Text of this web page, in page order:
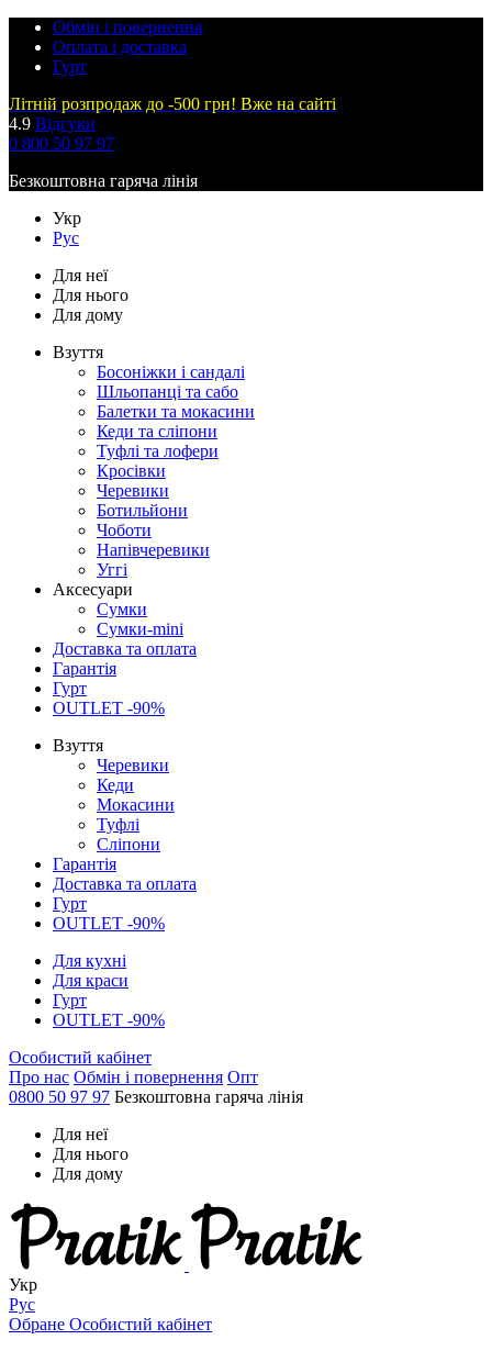
Обмін і повернення
Оплата і доставка
Гурт
Літній розпродаж до -500 грн! Вже на сайті
4.9 Відгуки
0 800 50 97 97
Безкоштовна гаряча лінія
Укр
Рус
Для неї
Для нього
Для дому
Взуття
Босоніжки і сандалі
Шльопанці та сабо
Балетки та мокасини
Кеди та сліпони
Туфлі та лофери
Кросівки
Черевики
Ботильйони
Чоботи
Напівчеревики
Уггі
Аксесуари
Сумки
Сумки-mini
Доставка та оплата
Гарантія
Гурт
OUTLET -90%
Взуття
Черевики
Кеди
Мокасини
Туфлі
Сліпони
Гарантія
Доставка та оплата
Гурт
OUTLET -90%
Для кухні
Для краси
Гурт
OUTLET -90%
Особистий кабінет
Про нас Обмін і повернення Опт
0800 50 97 97 Безкоштовна гаряча лінія
Для неї
Для нього
Для дому
Укр
Рус
Обране Особистий кабінет